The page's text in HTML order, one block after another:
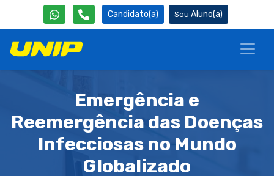
Candidato(a) Aluno(a)
Emergência e
Reemergência das Doenças
Infecciosas no Mundo
Globalizado